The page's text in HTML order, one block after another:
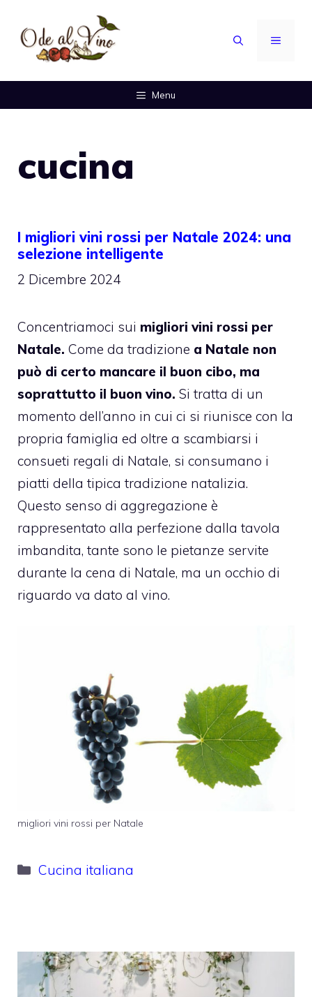
contenuto
MENU
Menu
cucina
I migliori vini rossi per Natale 2024: una
selezione intelligente
2 Dicembre 2024
Concentriamoci sui migliori vini rossi per
Natale. Come da tradizione a Natale non
può di certo mancare il buon cibo, ma
soprattutto il buon vino. Si tratta di un
momento dell’anno in cui ci si riunisce con la
propria famiglia ed oltre a scambiarsi i
consueti regali di Natale, si consumano i
piatti della tipica tradizione natalizia.
Questo senso di aggregazione è
rappresentato alla perfezione dalla tavola
imbandita, tante sono le pietanze servite
durante la cena di Natale, ma un occhio di
riguardo va dato al vino.
migliori vini rossi per Natale
Categorie
Cucina italiana